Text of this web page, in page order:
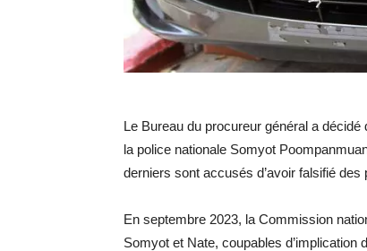
Le Bureau du procureur général a
la police nationale Somyot
derniers sont accusés d’avoir falsifié des
En septembre 2023, la Commission
Somyot et Nate, coupables